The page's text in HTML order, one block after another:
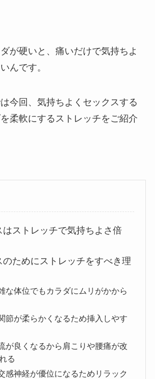
が硬いと、痛いだけで気持ちよ
んです。
今回、気持ちよくセックスする
柔軟にするストレッチをご紹介
はストレッチで気持ちよさ倍
のためにストレッチをすべき理
な体位でもカラダにムリがかから
節が柔らかくなるため挿入しやす
が良くなるから肩こりや腰痛が改
る
感神経が優位になるためリラック